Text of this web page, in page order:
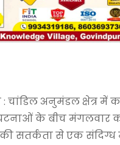
चांडिल अनुमंडल क्षेत्र में
के बीच मंगलवार
की सतर्कता से एक